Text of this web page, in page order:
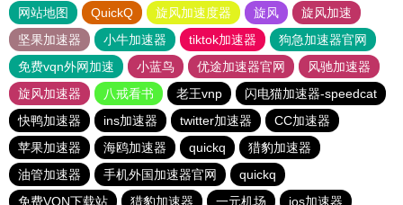
网站地图 QuickQ 旋风加速度器 旋风
旋风加速
坚果加速器
小牛加速器 tiktok加速器
狗急加速器官网
免费vqn外网加速
小蓝鸟 优途加速器官网
风驰加速器
旋风加速器
八戒看书 老王vnp
闪电猫加速器-speedcat
快鸭加速器
ins加速器 twitter加速器
CC加速器
苹果加速器
海鸥加速器 quickq
猎豹加速器
油管加速器
手机外国加速器官网
quickq
免费VQN下载站
猎豹加速器 一元机场 ios加速器